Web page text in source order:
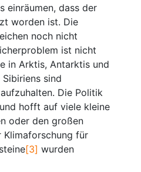
einräumen, dass der
worden ist. Die
noch nicht
ist nicht
in Arktis, Antarktis und
sind
Die Politik
hofft auf viele kleine
oder den großen
Klimaforschung für
[3] wurden